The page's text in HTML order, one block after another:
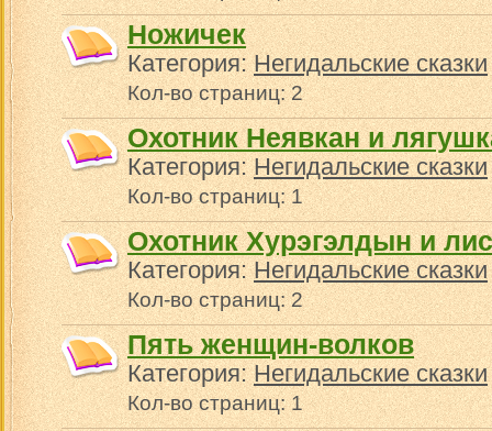
Ножичек
Категория:Негидальские сказки
Кол-во страниц: 2
Охотник Неявкан и
Категория:Негидальские сказки
Кол-во страниц: 1
Охотник Хурэгэлдын и
Категория:Негидальские сказки
Кол-во страниц: 2
Пять женщин-волков
Категория:Негидальские сказки
Кол-во страниц: 1